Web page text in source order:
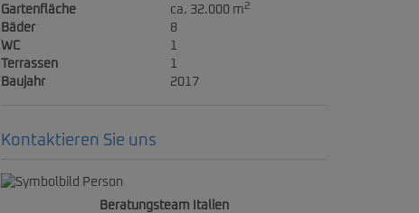
Gartenfläche ca. 32.000 m2
Bäder
8
WC
1
Terrassen
1
Baujahr
2017
Kontaktieren Sie uns
Beratungsteam Italien